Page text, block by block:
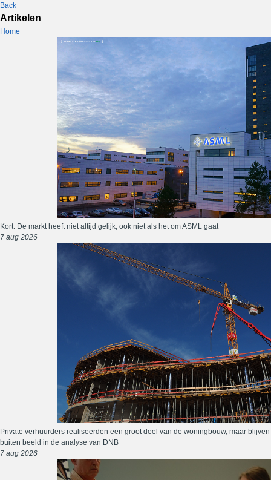
Back
Artikelen
Home
Kort: De markt heeft niet altijd gelijk, ook niet als het om ASML gaat
7 aug 2026
Private verhuurders realiseerden een groot deel van de woningbouw, maar blijven
buiten beeld in de analyse van DNB
7 aug 2026